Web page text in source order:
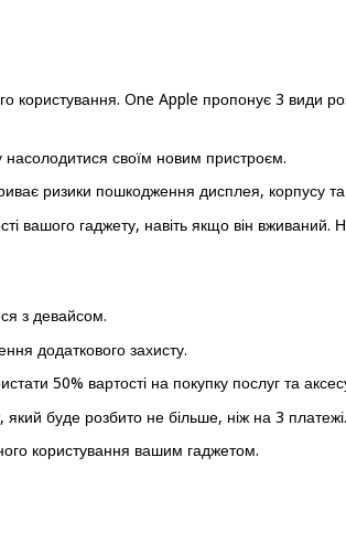
One Apple пропонує 3 види
своїм новим пристроєм.
ризики пошкодження дисплея, корпусу
вашого гаджету, навіть якщо він
з девайсом.
додаткового захисту.
50% вартості на покупку послуг та
буде розбито не більше, ніж на 3 платежі.
користування вашим гаджетом.